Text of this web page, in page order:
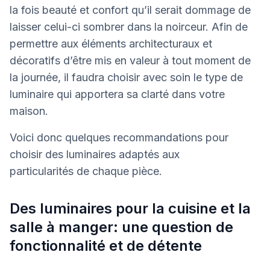
la fois beauté et confort qu’il serait dommage de
laisser celui-ci sombrer dans la noirceur. Afin de
permettre aux éléments architecturaux et
décoratifs d’être mis en valeur à tout moment de
la journée, il faudra choisir avec soin le type de
luminaire qui apportera sa clarté dans votre
maison.
Voici donc quelques recommandations pour
choisir des luminaires adaptés aux
particularités de chaque pièce.
Des luminaires pour la cuisine et la
salle à manger: une question de
fonctionnalité et de détente